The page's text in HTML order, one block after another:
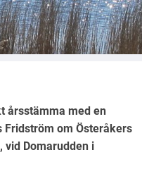
Vad vi gör
Utflyktsmål i naturen
årsstämma med en
Fridström om Österåkers
vid Domarudden i